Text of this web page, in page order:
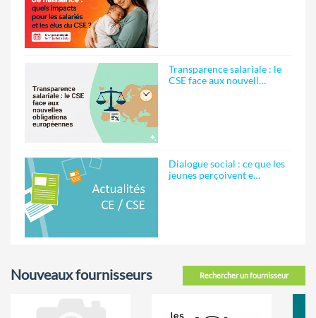
Transparence salariale : le
CSE face aux nouvell…
Dialogue social : ce que les
jeunes perçoivent e…
Rechercher un fournisseur
Nouveaux fournisseurs